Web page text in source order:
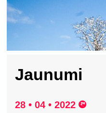
Jaunumi
28 • 04 • 2022